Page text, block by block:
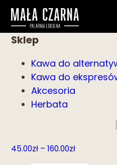
Sklep
Kawa do
Kawa do
Akcesoria
Herbata
45.00zł – 160.00złZakres